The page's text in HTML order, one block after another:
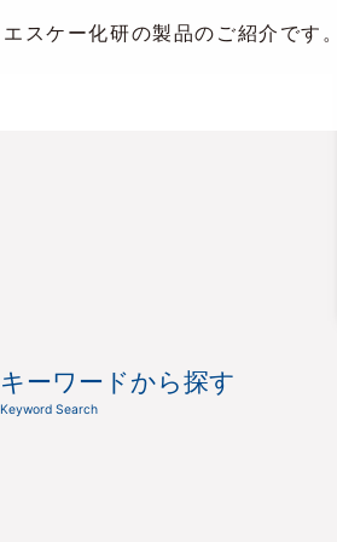
エスケー化研の製品のご紹介です
キーワードから探す
Keyword Search